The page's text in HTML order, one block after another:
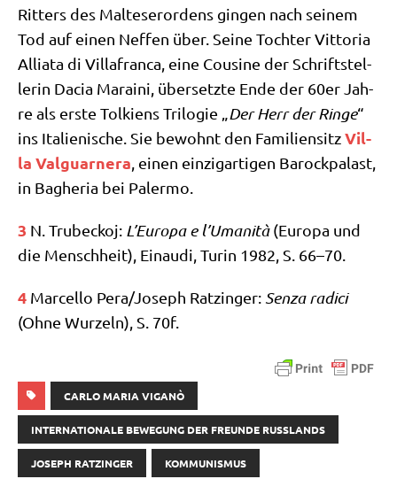
Rit­ters des Mal­te­ser­or­dens gin­gen nach sei­nem
Tod auf einen Nef­fen über. Sei­ne Toch­ter Vitto­ria
Allia­ta di Vil­lafran­ca, eine Cou­si­ne der Schrift­stel­
le­rin Dacia Marai­ni, über­setz­te Ende der 60er Jah­
re als erste Tol­ki­ens Tri­lo­gie „Der Herr der Rin­ge“
ins Ita­lie­ni­sche. Sie bewohnt den Fami­li­en­sitzVil­
la Val­guar­ne­ra, einen ein­zig­ar­ti­gen Barock­pa­last,
in Bag­he­ria bei Palermo.
3 N. Tru­beck­oj: L’Eu­ro­pa e l’U­ma­ni­tà(Euro­pa und
die Mensch­heit), Ein­au­di, Turin 1982, S. 66–70.
4 Mar­cel­lo Pera/​Joseph Ratz­in­ger: Sen­za radi­ci
(Ohne Wur­zeln), S. 70f.
CARLO MARIA VIGANÒ
INTERNATIONALE BEWEGUNG DER FREUNDE RUSSLANDS
JOSEPH RATZINGER KOMMUNISMUS